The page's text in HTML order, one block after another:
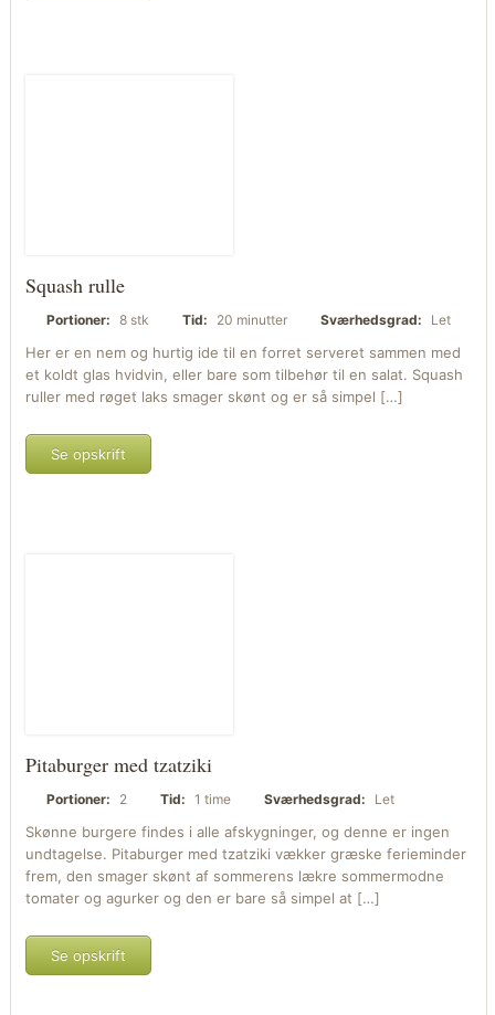
Squash rulle
Portioner: 8 stk Tid: 20 minutter Sværhedsgrad: Let
Her er en nem og hurtig ide til en forret serveret sammen med
et koldt glas hvidvin, eller bare som tilbehør til en salat. Squash
ruller med røget laks smager skønt og er så simpel […]
Se opskrift
Pitaburger med tzatziki
Portioner: 2 Tid: 1 time Sværhedsgrad: Let
Skønne burgere findes i alle afskygninger, og denne er ingen
undtagelse. Pitaburger med tzatziki vækker græske ferieminder
frem, den smager skønt af sommerens lækre sommermodne
tomater og agurker og den er bare så simpel at […]
Se opskrift